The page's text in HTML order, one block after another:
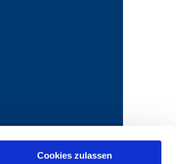
Cookies zulassen